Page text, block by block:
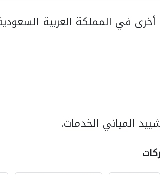
في المملكة العربية
المباني الخدمات.